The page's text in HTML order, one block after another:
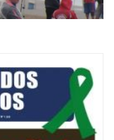
de Navegantes